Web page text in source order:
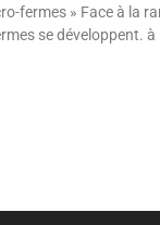
fermes » Face à la
se développent. à